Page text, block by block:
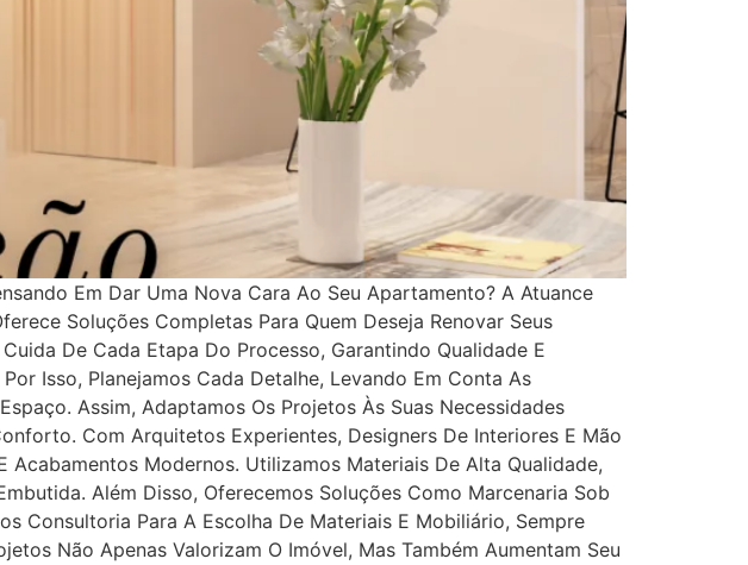
Em Dar Uma Nova Cara Ao Seu Apartamento? A Atuance
Soluções Completas Para Quem Deseja Renovar Seus
De Cada Etapa Do Processo, Garantindo Qualidade E
Isso, Planejamos Cada Detalhe, Levando Em Conta As
Assim, Adaptamos Os Projetos Às Suas Necessidades
Com Arquitetos Experientes, Designers De Interiores E Mão
Modernos. Utilizamos Materiais De Alta Qualidade,
Além Disso, Oferecemos Soluções Como Marcenaria Sob
Consultoria Para A Escolha De Materiais E Mobiliário, Sempre
Não Apenas Valorizam O Imóvel, Mas Também Aumentam Seu